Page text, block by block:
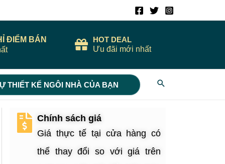
ĐIỂM BÁN
HOT DEAL
Ưu đãi mới nhất
THIẾT KẾ NGÔI NHÀ CỦA BẠN Search
Chính sách giá
Giá thực tế tại cửa hàng có
thể thay đổi so với giá trên